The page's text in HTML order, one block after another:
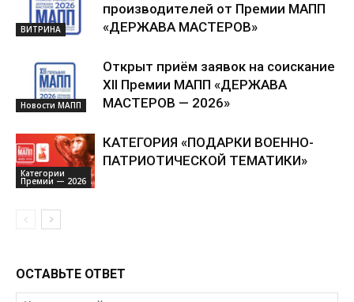
ВИТРИНА
производителей от Премии МАПП
«ДЕРЖАВА МАСТЕРОВ»
Новости МАПП
Открыт приём заявок на соискание
XII Премии МАПП «ДЕРЖАВА
МАСТЕРОВ — 2026»
Категории
Премии — 2026
КАТЕГОРИЯ «ПОДАРКИ ВОЕННО-
ПАТРИОТИЧЕСКОЙ ТЕМАТИКИ»
ОСТАВЬТЕ ОТВЕТ